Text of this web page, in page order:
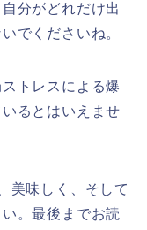
分がどれだけ出
でくださいね。
トレスによる爆
るとはいえませ
美味しく、そして
。最後までお読